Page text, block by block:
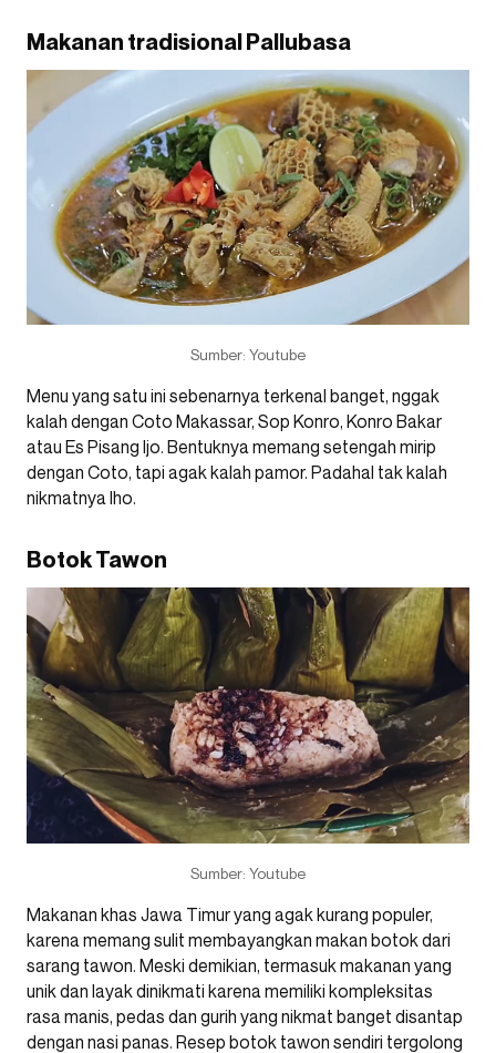
Makanan tradisional Pallubasa
Sumber: Youtube
Menu yang satu ini sebenarnya terkenal banget, nggak
kalah dengan Coto Makassar, Sop Konro, Konro Bakar
atau Es Pisang Ijo. Bentuknya memang setengah mirip
dengan Coto, tapi agak kalah pamor. Padahal tak kalah
nikmatnya lho.
Botok Tawon
Sumber: Youtube
Makanan khas Jawa Timur yang agak kurang populer,
karena memang sulit membayangkan makan botok dari
sarang tawon. Meski demikian, termasuk makanan yang
unik dan layak dinikmati karena memiliki kompleksitas
rasa manis, pedas dan gurih yang nikmat banget disantap
dengan nasi panas. Resep botok tawon sendiri tergolong